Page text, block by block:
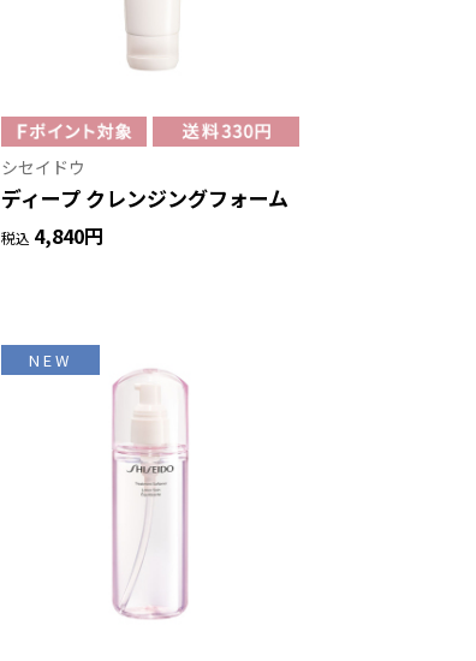
シセイドウ
ディープ クレンジングフォーム
税込 4,840円
NEW